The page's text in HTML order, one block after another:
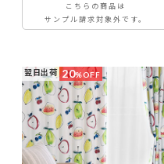
こちらの商品は
サンプル請求対象外です。
翌日出荷 20%OFF